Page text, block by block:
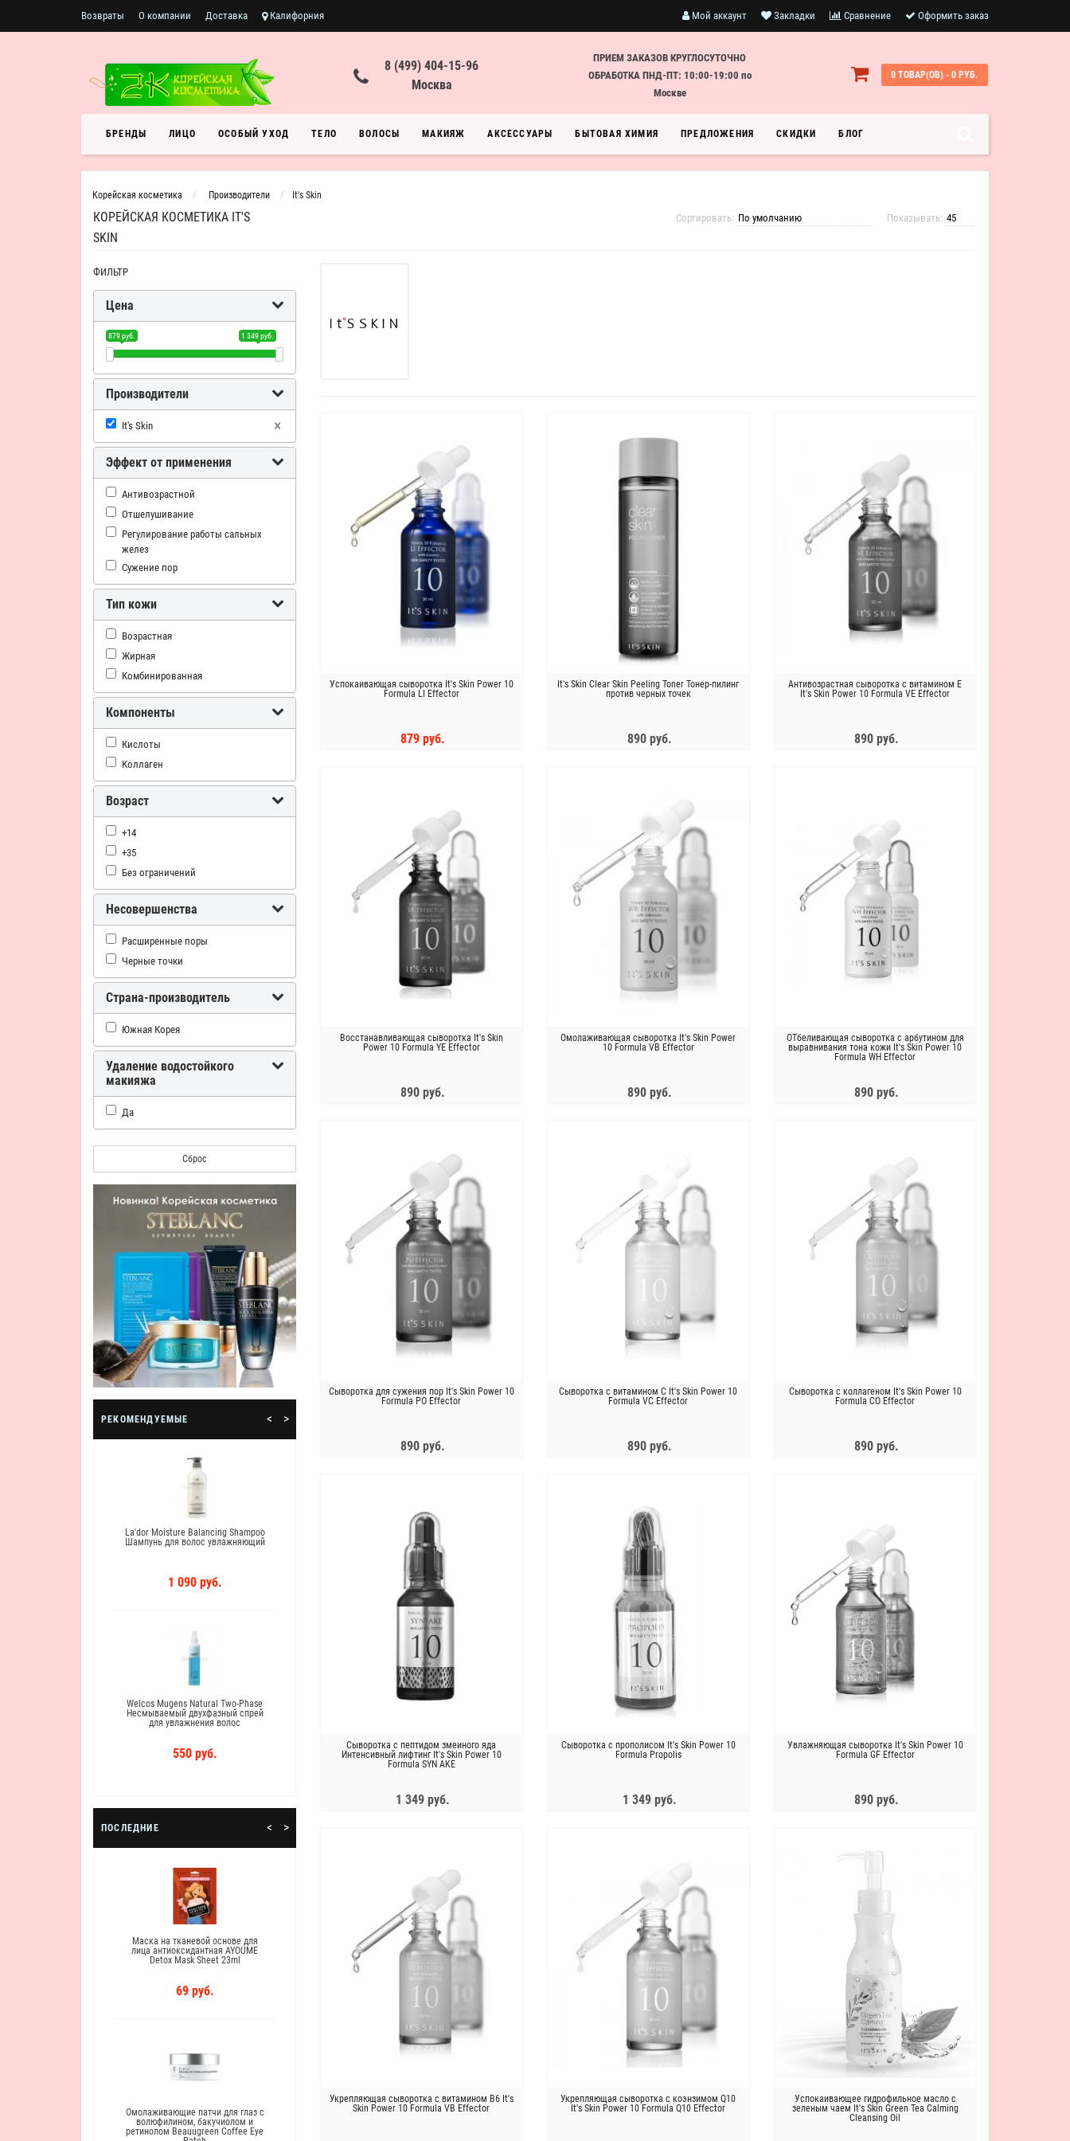
Возвраты О компании Доставка Калифорния Мой аккаунт Закладки Сравнение Оформить заказ
8 (499) 404-15-96
Москва
ПРИЕМ ЗАКАЗОВ КРУГЛОСУТОЧНО
ОБРАБОТКА ПНД-ПТ: 10:00-19:00 по
Москве
0 ТОВАР(ОВ) - 0 РУБ.
БРЕНДЫ ЛИЦО ОСОБЫЙ УХОД ТЕЛО ВОЛОСЫ МАКИЯЖ АКСЕССУАРЫ БЫТОВАЯ ХИМИЯ ПРЕДЛОЖЕНИЯ СКИДКИ БЛОГ
Корейская косметика Производители It's Skin
КОРЕЙСКАЯ КОСМЕТИКА IT'S
SKIN
Показывать:
Сортировать:
ФИЛЬТР
Цена
879 руб. 1 349 руб.
Производители
It's Skin ×
Эффект от применения
Антивозрастной
Отшелушивание
Регулирование работы сальных
желез
Сужение пор
Тип кожи
Возрастная
Жирная
Комбинированная
Компоненты
Кислоты
Коллаген
Возраст
+14
+35
Без ограничений
Несовершенства
Расширенные поры
Черные точки
Страна-производитель
Южная Корея
Удаление водостойкого
макияжа
Да
Сброс
РЕКОМЕНДУЕМЫЕ
La'dor Moisture Balancing Shampoo
Шампунь для волос увлажняющий
1 090 руб.
Welcos Mugens Natural Two-Phase
Несмываемый двухфазный спрей
для увлажнения волос
550 руб.
головы Esthetic House CP-1 Head
SPA Scalp Scailer
1 250 руб.
Новинка !
1 519 руб.
Тонизирующие гидрогелевые патчи
с какао Petitfee Cacao Energizing
Hydrogel Eye Patch 60шт
Cos De BAHA Крем против морщин
пептидный - M.A peptide cream,
1 590 руб.
Новинка !
пакетиках c центеллой и алоэ
Secret pore clear powder scrub
1 095 руб.
Энзимная ночная маска с тыквой и
65 руб.
< >
ПОСЛЕДНИЕ
Маска на тканевой основе для
лица антиоксидантная AYOUME
Detox Mask Sheet 23ml
69 руб.
Омолаживающие патчи для глаз с
волюфилином, бакучиолом и
ретинолом Beauugreen Coffee Eye
Антивозрастной крем для лица с
экстрактом черной икры THE SAEM
Royal Natural Black Caviar Cream
5 699 руб.
Пептидный крем против морщин с
Пептидный тонер против морщин
Bueno MGF Peptide Toner Plus
Коллагеновый лифтинг-крем
эмульсия Bueno MGF Peptide
BUENO MGF Peptide Крем для лица
антивозрастной с пептидами Bueno
The Saem Набор увлажняющих
< >
Успокаивающая сыворотка It's Skin Power 10
Formula LI Effector
879 руб.
It's Skin Clear Skin Peeling Toner Тонер-пилинг
против черных точек
890 руб.
Антивозрастная сыворотка с витамином E
It's Skin Power 10 Formula VE Effector
890 руб.
Восстанавливающая сыворотка It's Skin
Power 10 Formula YE Effector
890 руб.
Омолаживающая сыворотка It's Skin Power
10 Formula VB Effector
890 руб.
ОТбеливающая сыворотка с арбутином для
выравнивания тона кожи It's Skin Power 10
Formula WH Effector
890 руб.
Сыворотка для сужения пор It's Skin Power 10
Formula PO Effector
890 руб.
Сыворотка с витамином С It's Skin Power 10
Formula VC Effector
890 руб.
Сыворотка с коллагеном It's Skin Power 10
Formula CO Effector
890 руб.
Сыворотка с пептидом змеиного яда
Интенсивный лифтинг It's Skin Power 10
Formula SYN AKE
1 349 руб.
Сыворотка с прополисом It's Skin Power 10
Formula Propolis
1 349 руб.
Увлажняющая сыворотка It's Skin Power 10
Formula GF Effector
890 руб.
Укрепляющая сыворотка с витамином B6 It's
Skin Power 10 Formula VB Effector
Укрепляющая сыворотка с коэнзимом Q10
It's Skin Power 10 Formula Q10 Effector
Успокаивающее гидрофильное масло с
зеленым чаем It's Skin Green Tea Calming
Cleansing Oil